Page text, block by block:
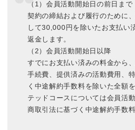
（1）会員活動開始日の前日まで
契約の締結および履行のために
して30,000円を除いたお支払い
返金します。
（2）会員活動開始日以降
すでにお支払い済みの料金から
手続費、提供済みの活動費用、
く中途解約手数料を除いた全額
テッドコースについては会員活
商取引法に基づく中途解約手数